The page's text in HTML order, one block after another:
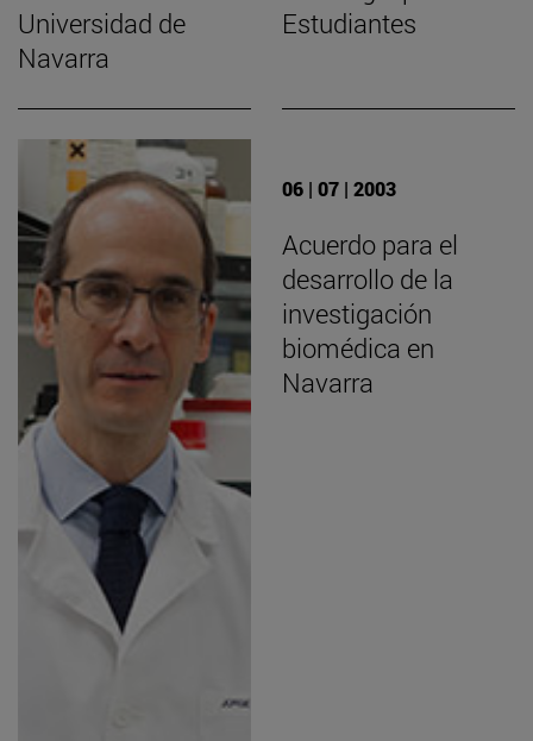
Universidad de
Navarra
Estudiantes
06 | 07 | 2003
Acuerdo para el
desarrollo de la
investigación
biomédica en
Navarra